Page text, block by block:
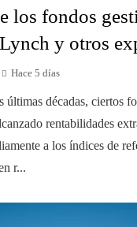
los fondos
y otros
Hace 5 días
últimas décadas, ciertos
rentabilidades
a los índices de
r...